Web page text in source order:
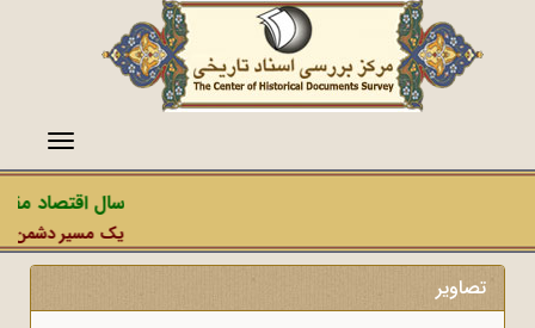
منو
سال اقتصاد
یک مسیر دشمن،
تصاویر